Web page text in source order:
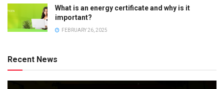
What is an energy certificate and why is it
important?
FEBRUARY 26, 2025
Recent News